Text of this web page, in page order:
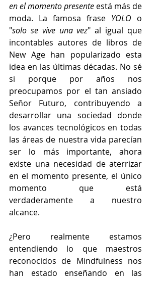
en el momento presente está más de
moda. La famosa frase YOLO o
"solo se vive una vez" al igual que
incontables autores de libros de
New Age han popularizado esta
idea en las últimas décadas. No sé
si porque por años nos
preocupamos por el tan ansiado
Señor Futuro, contribuyendo a
desarrollar una sociedad donde
los avances tecnológicos en todas
las áreas de nuestra vida parecían
ser lo más importante, ahora
existe una necesidad de aterrizar
en el momento presente, el único
momento que está
verdaderamente a nuestro
alcance.
¿Pero realmente estamos
entendiendo lo que maestros
reconocidos de Mindfulness nos
han estado enseñando en las